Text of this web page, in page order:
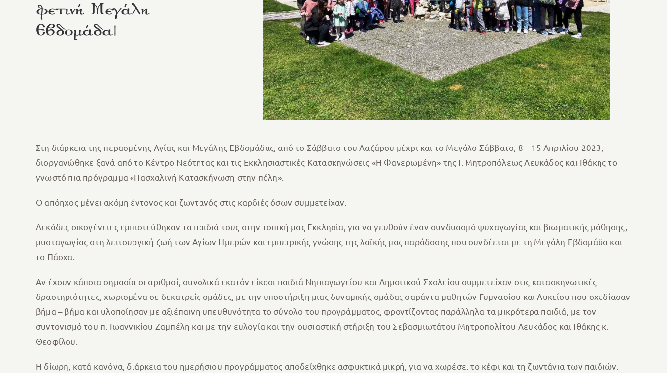
φετινή Μεγάλη
Εβδομάδα!
Στη διάρκεια της περασμένης Αγίας και Μεγάλης Εβδομάδας, από το Σάββατο του Λαζάρου μέχρι και το Μεγάλο Σάββατο, 8 – 15 Απριλίου 2023,
διοργανώθηκε ξανά από το Κέντρο Νεότητας και τις Εκκλησιαστικές Κατασκηνώσεις «Η Φανερωμένη» της Ι. Μητροπόλεως Λευκάδος και Ιθάκης το
γνωστό πια πρόγραμμα «Πασχαλινή Κατασκήνωση στην πόλη».
Ο απόηχος μένει ακόμη έντονος και ζωντανός στις καρδιές όσων συμμετείχαν.
Δεκάδες οικογένειες εμπιστεύθηκαν τα παιδιά τους στην τοπική μας Εκκλησία, για να γευθούν έναν συνδυασμό ψυχαγωγίας και βιωματικής μάθησης,
μυσταγωγίας στη λειτουργική ζωή των Αγίων Ημερών και εμπειρικής γνώσης της λαϊκής μας παράδοσης που συνδέεται με τη Μεγάλη Εβδομάδα και
το Πάσχα.
Αν έχουν κάποια σημασία οι αριθμοί, συνολικά εκατόν είκοσι παιδιά Νηπιαγωγείου και Δημοτικού Σχολείου συμμετείχαν στις κατασκηνωτικές
δραστηριότητες, χωρισμένα σε δεκατρείς ομάδες, με την υποστήριξη μιας δυναμικής ομάδας σαράντα μαθητών Γυμνασίου και Λυκείου που σχεδίασαν
βήμα – βήμα και υλοποίησαν με αξιέπαινη υπευθυνότητα το σύνολο του προγράμματος, φροντίζοντας παράλληλα τα μικρότερα παιδιά, με τον
συντονισμό του π. Ιωαννικίου Ζαμπέλη και με την ευλογία και την ουσιαστική στήριξη του Σεβασμιωτάτου Μητροπολίτου Λευκάδος και Ιθάκης κ.
Θεοφίλου.
Η δίωρη, κατά κανόνα, διάρκεια του ημερήσιου προγράμματος αποδείχθηκε ασφυκτικά μικρή, για να χωρέσει το κέφι και τη ζωντάνια των παιδιών.